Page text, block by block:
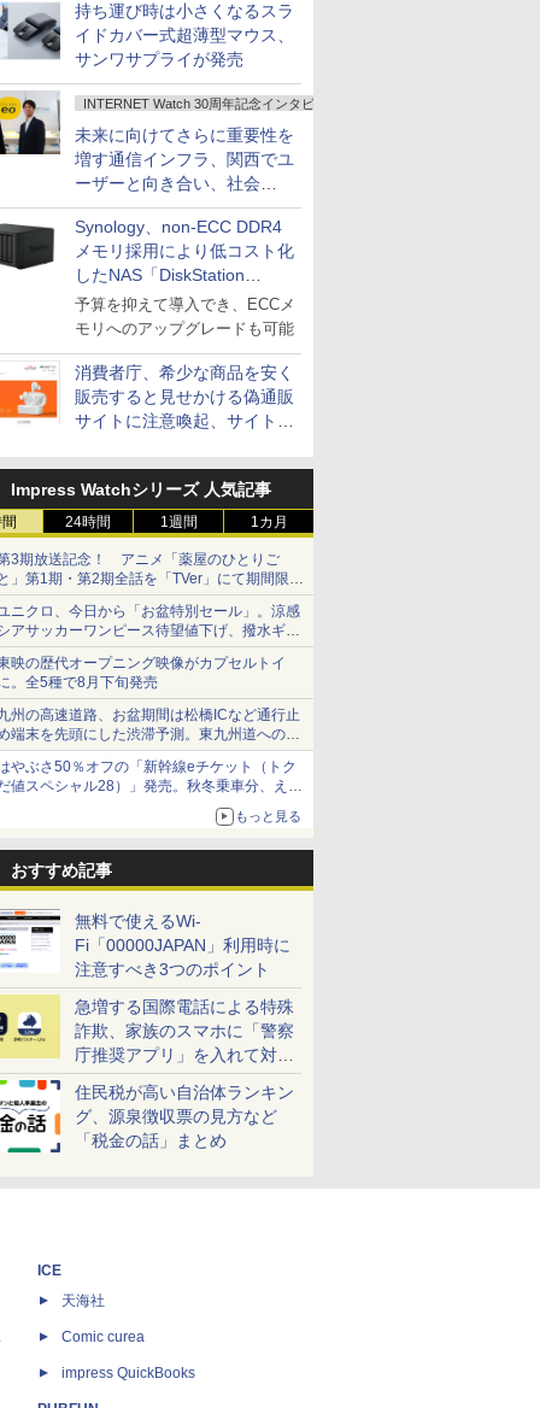
持ち運び時は小さくなるスラ
イドカバー式超薄型マウス、
サンワサプライが発売
INTERNET Watch 30周年記念インタビュー
未来に向けてさらに重要性を
増す通信インフラ、関西でユ
ーザーと向き合い、社会
の“あたらしい”を起動し続け
る～オプテージ
Synology、non-ECC DDR4
メモリ採用により低コスト化
したNAS「DiskStation
neo+」シリーズ
予算を抑えて導入でき、ECCメ
モリへのアップグレードも可能
消費者庁、希少な商品を安く
販売すると見せかける偽通販
サイトに注意喚起、サイト名
Impress Watchシリーズ 人気記事
24時間 1週間 1カ月
3期放送記念！ アニメ「薬屋のひとりご
」第1期・第2期全話を「TVer」にて期間限定
順次無料配信開始
ニクロ、今日から「お盆特別セール」。涼感
アサッカーワンピース待望値下げ、撥水ギア
ョーツは1990円に
映の歴代オープニング映像がカプセルトイ
。全5種で8月下旬発売
州の高速道路、お盆期間は松橋ICなど通行止
端末を先頭にした渋滞予測。東九州道への迂
は料金調整を実施
やぶさ50％オフの「新幹線eチケット（トク
値スペシャル28）」発売。秋冬乗車分、えき
もっと見る
おすすめ記事
無料で使えるWi-
Fi「00000JAPAN」利用時に
注意すべき3つのポイント
急増する国際電話による特殊
詐欺、家族のスマホに「警察
庁推奨アプリ」を入れて対策
しよう！
住民税が高い自治体ランキン
グ、源泉徴収票の見方など
「税金の話」まとめ
ICE
天海社
Comic curea
impress QuickBooks